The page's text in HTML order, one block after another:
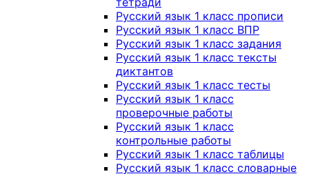
Русский язык 1 класс прописи
Русский язык 1 класс ВПР
Русский язык 1 класс задания
Русский язык 1 класс тексты
диктантов
Русский язык 1 класс тесты
Русский язык 1 класс
проверочные работы
Русский язык 1 класс
контрольные работы
Русский язык 1 класс таблицы
Русский язык 1 класс словарные